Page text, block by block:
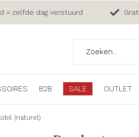
B2B SALE OUTLET
= zelfde dag verstuurd
(naturel)